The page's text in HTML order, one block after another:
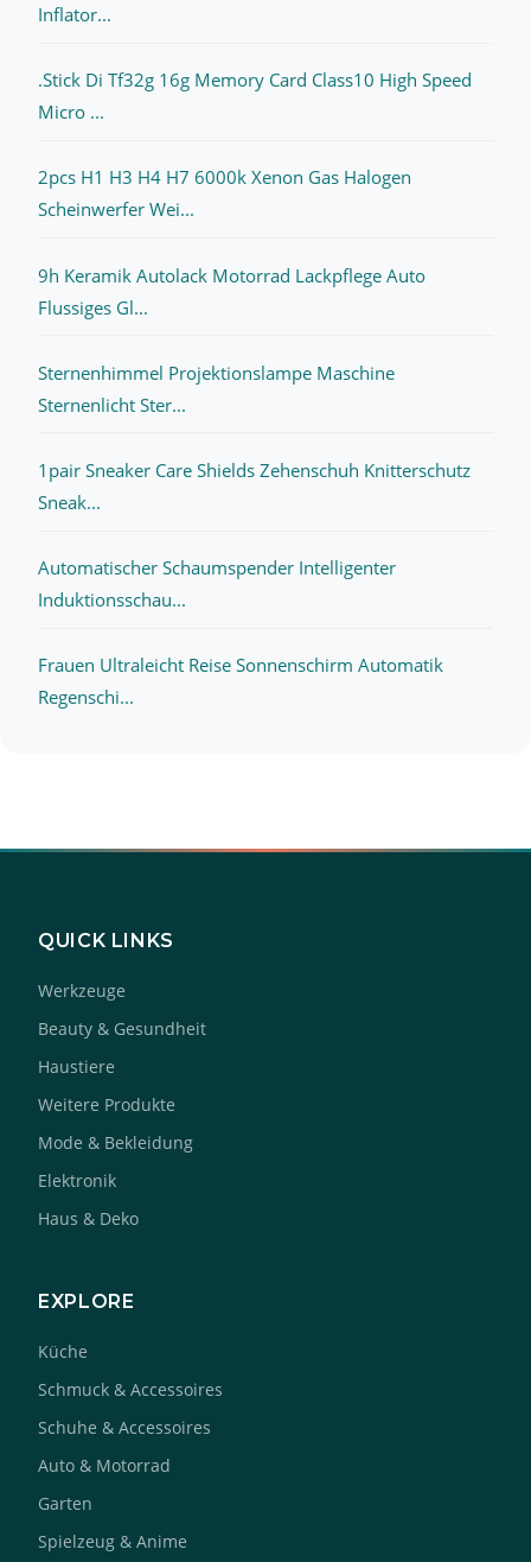
Inflator...
.Stick Di Tf32g 16g Memory Card Class10 High Speed
Micro ...
2pcs H1 H3 H4 H7 6000k Xenon Gas Halogen
Scheinwerfer Wei...
9h Keramik Autolack Motorrad Lackpflege Auto
Flussiges Gl...
Sternenhimmel Projektionslampe Maschine
Sternenlicht Ster...
1pair Sneaker Care Shields Zehenschuh Knitterschutz
Sneak...
Automatischer Schaumspender Intelligenter
Induktionsschau...
Frauen Ultraleicht Reise Sonnenschirm Automatik
Regenschi...
QUICK LINKS
Werkzeuge
Beauty & Gesundheit
Haustiere
Weitere Produkte
Mode & Bekleidung
Elektronik
Haus & Deko
EXPLORE
Küche
Schmuck & Accessoires
Schuhe & Accessoires
Auto & Motorrad
Garten
Spielzeug & Anime